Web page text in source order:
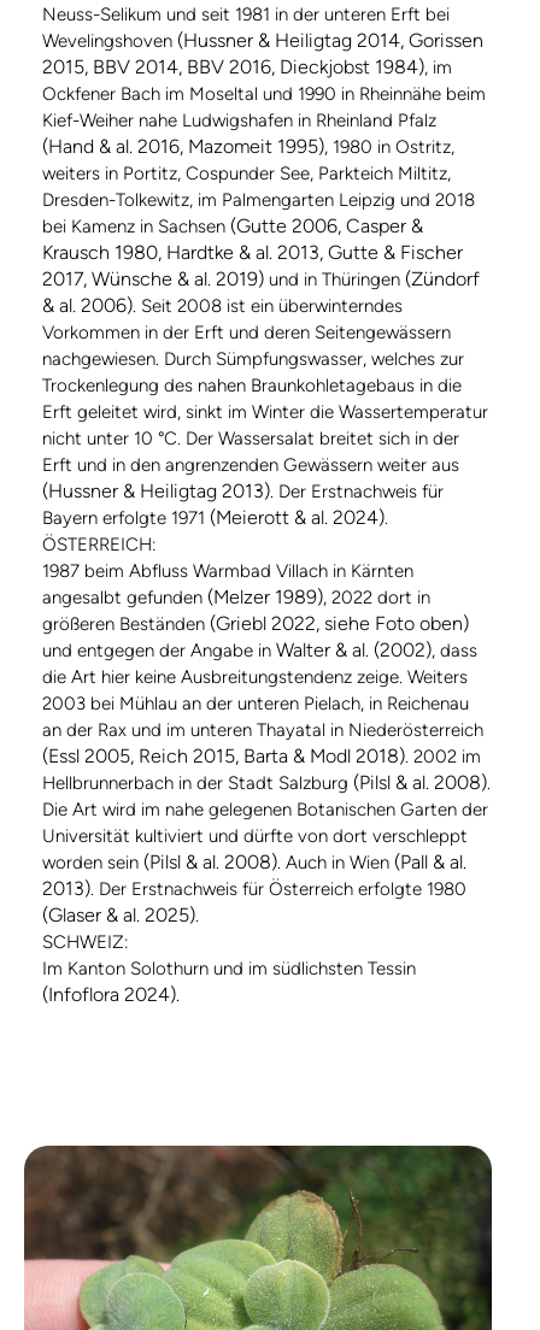
Neuss-Selikum und seit 1981 in der unteren Erft bei
Wevelingshoven (Hussner & Heiligtag 2014, Gorissen
2015, BBV 2014, BBV 2016, Dieckjobst 1984), im
Ockfener Bach im Moseltal und 1990 in Rheinnähe beim
Kief-Weiher nahe Ludwigshafen in Rheinland Pfalz
(Hand & al. 2016, Mazomeit 1995), 1980 in Ostritz,
weiters in Portitz, Cospunder See, Parkteich Miltitz,
Dresden-Tolkewitz, im Palmengarten Leipzig und 2018
bei Kamenz in Sachsen (Gutte 2006, Casper &
Krausch 1980, Hardtke & al. 2013, Gutte & Fischer
2017, Wünsche & al. 2019) und in Thüringen (Zündorf
& al. 2006). Seit 2008 ist ein überwinterndes
Vorkommen in der Erft und deren Seitengewässern
nachgewiesen. Durch Sümpfungswasser, welches zur
Trockenlegung des nahen Braunkohletagebaus in die
Erft geleitet wird, sinkt im Winter die Wassertemperatur
nicht unter 10 °C. Der Wassersalat breitet sich in der
Erft und in den angrenzenden Gewässern weiter aus
(Hussner & Heiligtag 2013). Der Erstnachweis für
Bayern erfolgte 1971 (Meierott & al. 2024).
ÖSTERREICH:
1987 beim Abfluss Warmbad Villach in Kärnten
angesalbt gefunden (Melzer 1989), 2022 dort in
größeren Beständen (Griebl 2022, siehe Foto oben)
und entgegen der Angabe in Walter & al. (2002), dass
die Art hier keine Ausbreitungstendenz zeige. Weiters
2003 bei Mühlau an der unteren Pielach, in Reichenau
an der Rax und im unteren Thayatal in Niederösterreich
(Essl 2005, Reich 2015, Barta & Modl 2018). 2002 im
Hellbrunnerbach in der Stadt Salzburg (Pilsl & al. 2008).
Die Art wird im nahe gelegenen Botanischen Garten der
Universität kultiviert und dürfte von dort verschleppt
worden sein (Pilsl & al. 2008). Auch in Wien (Pall & al.
2013). Der Erstnachweis für Österreich erfolgte 1980
(Glaser & al. 2025).
SCHWEIZ:
Im Kanton Solothurn und im südlichsten Tessin
(Infoflora 2024).